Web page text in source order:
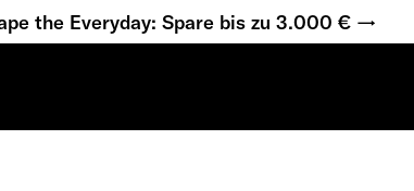
the Everyday: Spare bis zu 3.000 € →